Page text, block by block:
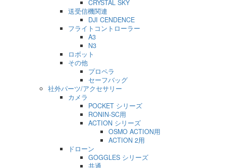
CRYSTAL SKY
送受信機関連
DJI CENDENCE
フライトコントローラー
A3
N3
ロボット
その他
プロペラ
セーフバッグ
社外パーツ/アクセサリー
カメラ
POCKET シリーズ
RONIN-SC用
ACTION シリーズ
OSMO ACTION用
ACTION 2用
ドローン
GOGGLES シリーズ
共通